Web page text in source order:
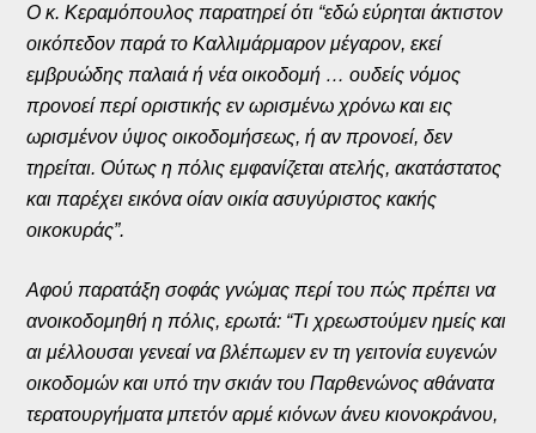
Ο κ. Κεραμόπουλος παρατηρεί ότι “εδώ εύρηται άκτιστον
οικόπεδον παρά το Καλλιμάρμαρον μέγαρον, εκεί
εμβρυώδης παλαιά ή νέα οικοδομή … ουδείς νόμος
προνοεί περί οριστικής εν ωρισμένω χρόνω και εις
ωρισμένον ύψος οικοδομήσεως, ή αν προνοεί, δεν
τηρείται. Ούτως η πόλις εμφανίζεται ατελής, ακατάστατος
και παρέχει εικόνα οίαν οικία ασυγύριστος κακής
οικοκυράς”.
Αφού παρατάξη σοφάς γνώμας περί του πώς πρέπει να
ανοικοδομηθή η πόλις, ερωτά: “Τι χρεωστούμεν ημείς και
αι μέλλουσαι γενεαί να βλέπωμεν εν τη γειτονία ευγενών
οικοδομών και υπό την σκιάν του Παρθενώνος αθάνατα
τερατουργήματα μπετόν αρμέ κιόνων άνευ κιονοκράνου,